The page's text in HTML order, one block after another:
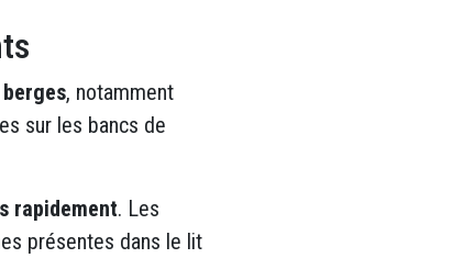
, notamment
sur les bancs de
rapidement. Les
présentes dans le lit